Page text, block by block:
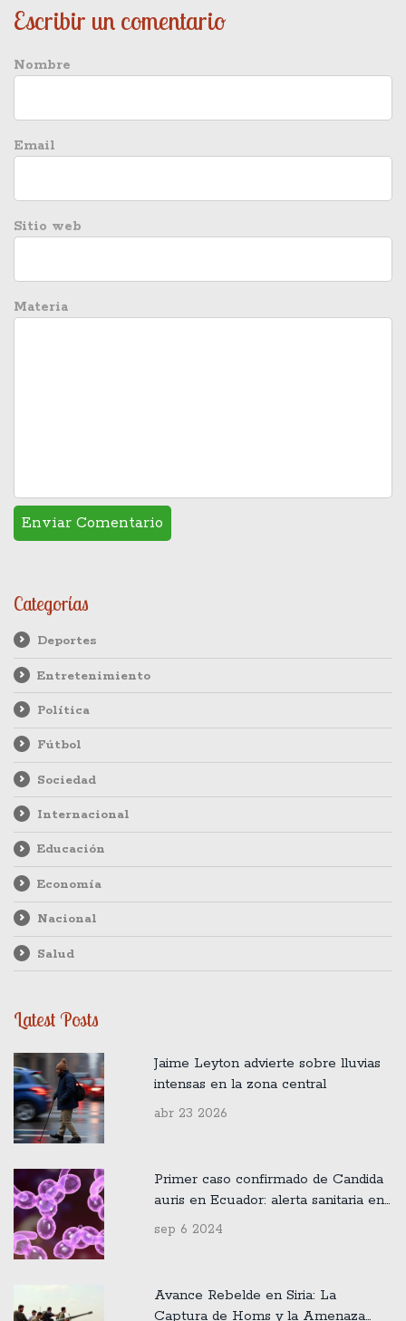
Escribir un comentario
Nombre
Email
Sitio web
Materia
Categorías
Deportes
Entretenimiento
Política
Fútbol
Sociedad
Internacional
Educación
Economía
Nacional
Salud
Latest Posts
Jaime Leyton advierte sobre lluvias
intensas en la zona central
abr 23 2026
Primer caso confirmado de Candida
auris en Ecuador: alerta sanitaria en
2024
sep 6 2024
Avance Rebelde en Siria: La
Captura de Homs y la Amenaza